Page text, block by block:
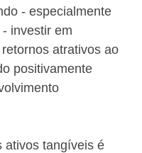
- especialmente
investir em
atrativos ao
positivamente
ativos tangíveis é